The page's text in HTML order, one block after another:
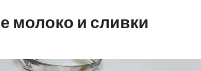
молоко и сливки